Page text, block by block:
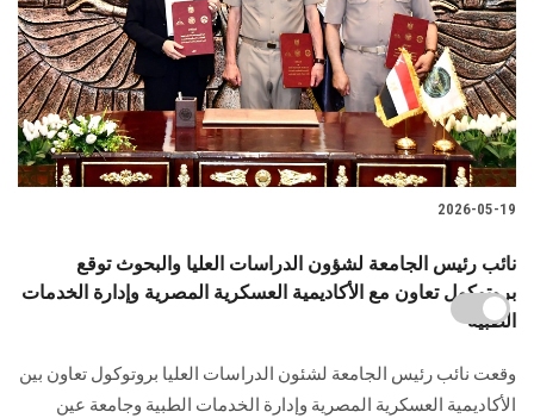
2026-05-19
نائب رئيس الجامعة لشؤون الدراسات العليا والبحوث توقع
بروتوكول تعاون مع الأكاديمية العسكرية المصرية وإدارة الخدمات
الطبية
وقعت نائب رئيس الجامعة لشئون الدراسات العليا بروتوكول تعاون بين
الأكاديمية العسكرية المصرية وإدارة الخدمات الطبية وجامعة عين